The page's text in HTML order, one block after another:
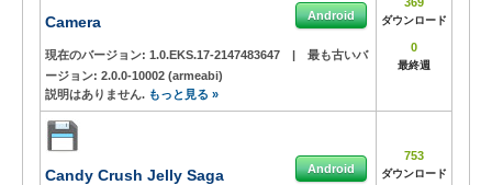
Camera Android
現在のバージョン: 1.0.EKS.17-2147483647 |
最も古いバ
ージョン: 2.0.0-10002 (armeabi)
説明はありません. もっと見る »
ダウンロード
0
最終週
Candy Crush Jelly Saga Android
753
ダウンロード